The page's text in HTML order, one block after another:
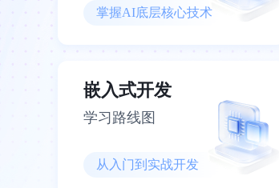
掌握AI底层核心技术
嵌入式开发
学习路线图
从入门到实战开发